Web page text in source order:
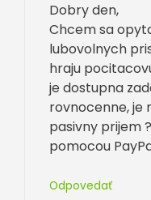
Dobry den,
Chcem sa
lubovolnych
hraju
je dostupna
rovnocenne, je
pasivny prijem
pomocou
Odpovedať